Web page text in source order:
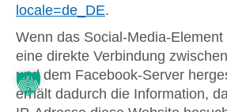
locale=de_DE.
Wenn das Social-Media-Element
eine direkte Verbindung
und dem Facebook-Server
erhält dadurch die Information,